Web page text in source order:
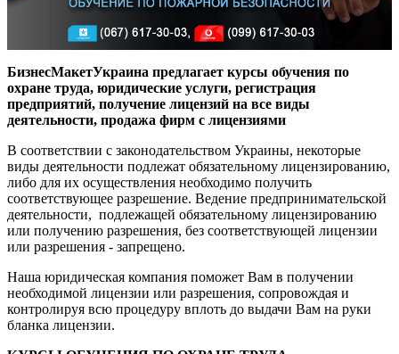
БизнесМакетУкраина предлагает курсы обучения по
охране труда, юридические услуги, регистрация
предприятий, получение лицензий на все виды
деятельности, продажа фирм с лицензиями
В соответствии с законодательством Украины, некоторые
виды деятельности подлежат обязательному лицензированию,
либо для их осуществления необходимо получить
соответствующее разрешение. Ведение предпринимательской
деятельности, подлежащей обязательному лицензированию
или получению разрешения, без соответствующей лицензии
или разрешения - запрещено.
Наша юридическая компания поможет Вам в получении
необходимой лицензии или разрешения, сопровождая и
контролируя всю процедуру вплоть до выдачи Вам на руки
бланка лицензии.